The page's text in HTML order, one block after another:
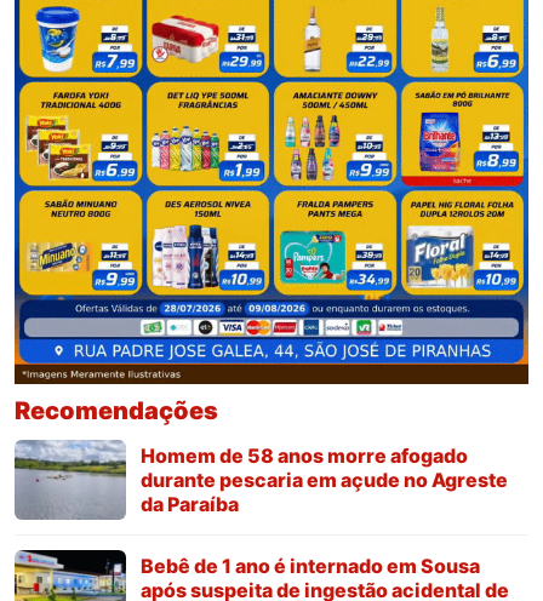
Recomendações
Homem de 58 anos morre afogado
durante pescaria em açude no Agreste
da Paraíba
Bebê de 1 ano é internado em Sousa
após suspeita de ingestão acidental de